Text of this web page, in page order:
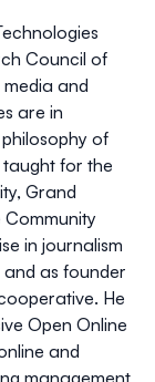
Council of
and
are in
of
taught for the
Grand
Community
in journalism
as founder
He
Open Online
and
management